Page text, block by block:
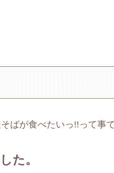
ばが食べたいっ!!って事
た。